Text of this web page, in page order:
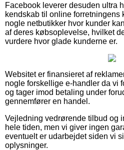
Facebook leverer desuden ultra
kendskab til online forretningens
nogle netbutikker hvor kunder
af deres købsoplevelse, hvilket
vurdere hvor glade kunderne er.
Websitet er finansieret af
nogle forskellige e-handler da vi
og tager imod betaling under
gennemfører en handel.
Vejledning vedrørende tilbud og
hele tiden, men vi giver ingen
eventuelt er udarbejdet siden vi
oplysninger.